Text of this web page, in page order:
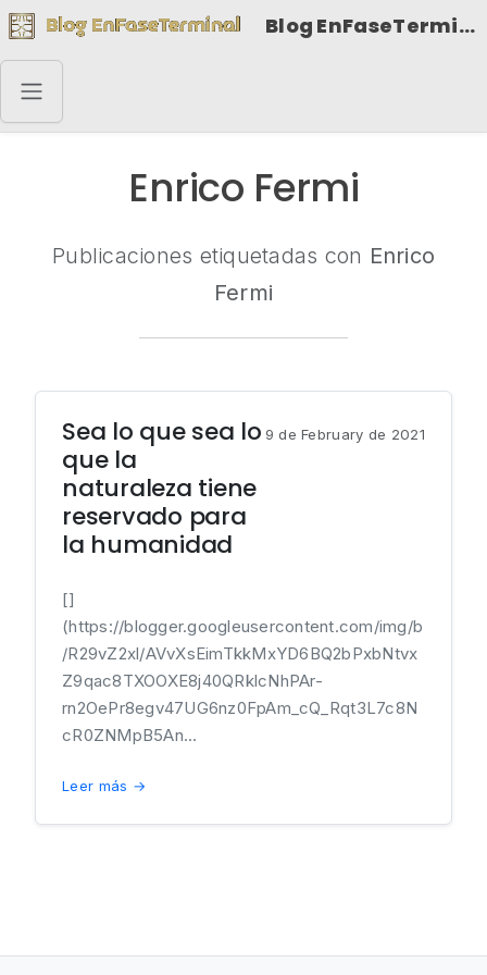
Blog EnFaseTerminal
Enrico Fermi
Publicaciones etiquetadas con Enrico
Fermi
Sea lo que sea lo
que la
naturaleza tiene
reservado para
la humanidad
9 de February de 2021
[]
(https://blogger.googleusercontent.com/img/b
/R29vZ2xl/AVvXsEimTkkMxYD6BQ2bPxbNtvx
Z9qac8TXOOXE8j40QRklcNhPAr-
rn2OePr8egv47UG6nz0FpAm_cQ_Rqt3L7c8N
cR0ZNMpB5An...
Leer más →